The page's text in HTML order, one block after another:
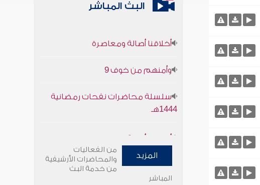
البث المباشر
1444هـ
وأمنهم من خوف 9
سلسلة محاضرات نفحات رمضانية
المزيد
من الفعاليات
والمحاضرات الأرشيفية
من خدمة البث
المباشر